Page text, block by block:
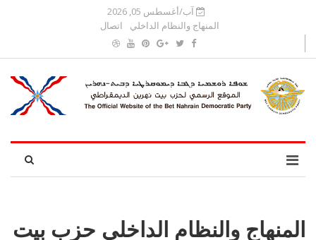
آب/أغسطس 05, 2026
المنهاج والنظام الداخلي
اتصال
المنهاج والنظام الداخلي حزب بيت